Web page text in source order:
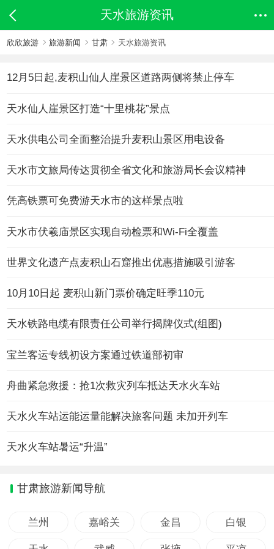
天水旅游资讯
欣欣旅游 旅游新闻 甘肃 天水旅游资讯
12月5日起,麦积山仙人崖景区道路两侧将禁止停车
天水仙人崖景区打造“十里桃花”景点
天水供电公司全面整治提升麦积山景区用电设备
天水市文旅局传达贯彻全省文化和旅游局长会议精神
凭高铁票可免费游天水市的这样景点啦
天水市伏羲庙景区实现自动检票和Wi-Fi全覆盖
世界文化遗产点麦积山石窟推出优惠措施吸引游客
10月10日起 麦积山新门票价确定旺季110元
天水铁路电缆有限责任公司举行揭牌仪式(组图)
宝兰客运专线初设方案通过铁道部初审
舟曲紧急救援：抢1次救灾列车抵达天水火车站
天水火车站运能运量能解决旅客问题 未加开列车
天水火车站暑运“升温”
甘肃旅游新闻导航
兰州 嘉峪关 金昌 白银